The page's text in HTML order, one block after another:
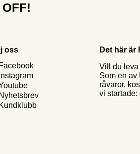
oss
Facebook
Instagram
Nyhetsbrev
Kundklubb
Det här är
Vill du leva
Som en av
råvaror,
vi startade: